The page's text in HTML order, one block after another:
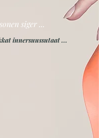
siger ...
innersuussutaat ...